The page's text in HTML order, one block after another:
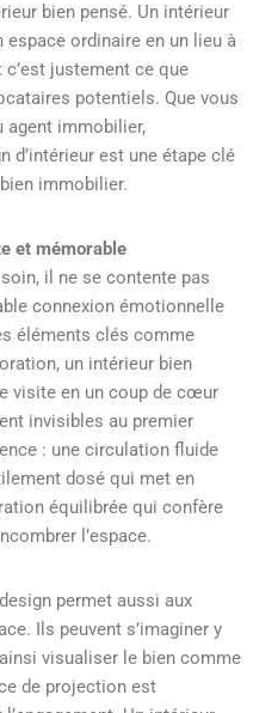
bien pensé. Un intérieur
espace ordinaire en un lieu à
justement ce que
potentiels. Que vous
agent immobilier,
d’intérieur est une étape clé
immobilier.
et mémorable
il ne se contente pas
connexion émotionnelle
éléments clés comme
un intérieur bien
visite en un coup de cœur
invisibles au premier
: une circulation fluide
dosé qui met en
équilibrée qui confère
l’espace.
permet aussi aux
Ils peuvent s’imaginer y
visualiser le bien comme
de projection est